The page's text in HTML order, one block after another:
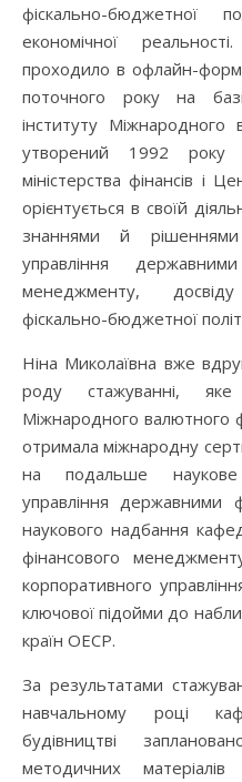
фіскально-бюджетної
економічної
проходило в офлайн-
поточного року на
інституту
утворений 1992
міністерства фінансів і
орієнтується в своїй
знаннями й
управління
менеджменту,
фіскально-бюджетної
Ніна Миколаївна вже
роду стажуванні,
Міжнародного валютного
отримала міжнародну
на подальше наукове
управління державними
наукового надбання
фінансового
корпоративного
ключової підойми до
країн ОЕСР.
За результатами
навчальному році
будівництві
методичних матеріалів